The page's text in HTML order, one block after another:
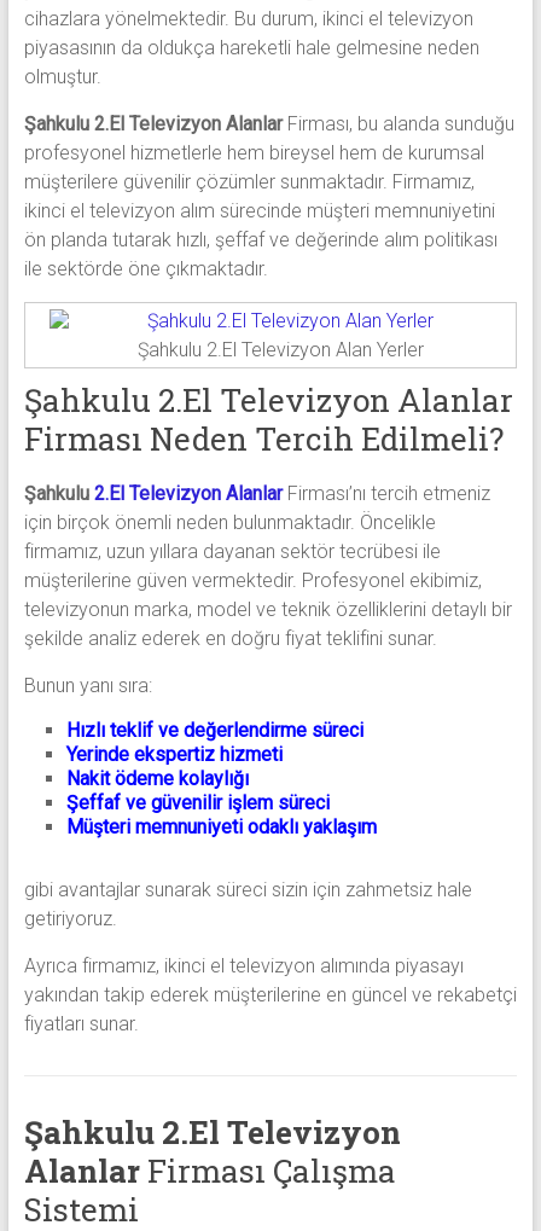
cihazlara yönelmektedir. Bu durum, ikinci el televizyon
piyasasının da oldukça hareketli hale gelmesine neden
olmuştur.
Şahkulu 2.El Televizyon AlanlarFirması, bu alanda sunduğu
profesyonel hizmetlerle hem bireysel hem de kurumsal
müşterilere güvenilir çözümler sunmaktadır. Firmamız,
ikinci el televizyon alım sürecinde müşteri memnuniyetini
ön planda tutarak hızlı, şeffaf ve değerinde alım politikası
ile sektörde öne çıkmaktadır.
Şahkulu 2.El Televizyon Alan Yerler
Şahkulu 2.El Televizyon Alanlar
Firması Neden Tercih Edilmeli?
Şahkulu 2.El Televizyon AlanlarFirması’nı tercih etmeniz
için birçok önemli neden bulunmaktadır. Öncelikle
firmamız, uzun yıllara dayanan sektör tecrübesi ile
müşterilerine güven vermektedir. Profesyonel ekibimiz,
televizyonun marka, model ve teknik özelliklerini detaylı bir
şekilde analiz ederek en doğru fiyat teklifini sunar.
Bunun yanı sıra:
Hızlı teklif ve değerlendirme süreci
Yerinde ekspertiz hizmeti
Nakit ödeme kolaylığı
Şeffaf ve güvenilir işlem süreci
Müşteri memnuniyeti odaklı yaklaşım
gibi avantajlar sunarak süreci sizin için zahmetsiz hale
getiriyoruz.
Ayrıca firmamız, ikinci el televizyon alımında piyasayı
yakından takip ederek müşterilerine en güncel ve rekabetçi
fiyatları sunar.
Şahkulu 2.El Televizyon
AlanlarFirması Çalışma
Sistemi